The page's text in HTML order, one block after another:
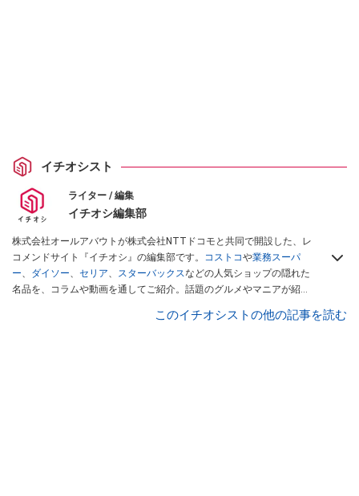
イチオシスト
ライター / 編集
イチオシ編集部
株式会社オールアバウトが株式会社NTTドコモと共同で開設した、レ
コメンドサイト『イチオシ』の編集部です。 コストコや業務スーパ
ー、 ダイソー、 セリア、 スターバックスなどの人気ショップの隠れた
名品を、コラムや動画を通してご紹介。話題のグルメやマニアが紹介
インフルエンサーが実際に使用してレビューしています。毎日トレン
このイチオシストの他の記事を読む